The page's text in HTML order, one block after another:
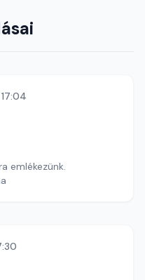
17:04
Antiokheiai Szent Margitra emlékezünk.